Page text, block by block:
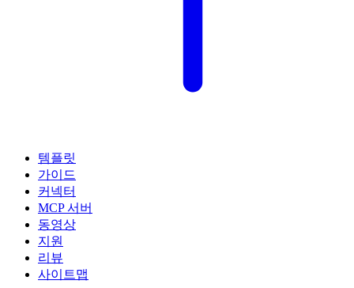
템플릿
가이드
커넥터
MCP 서버
동영상
지원
리뷰
사이트맵